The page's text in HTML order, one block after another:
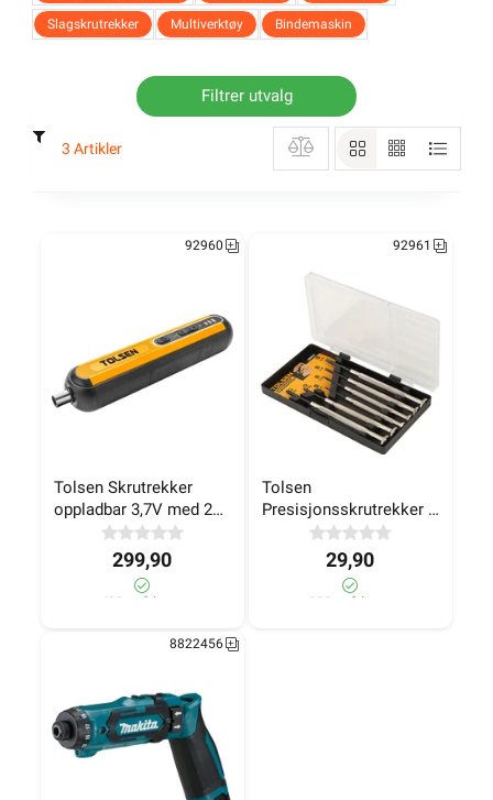
Skrutrekker
Varmluftpistol
Vinkelsliper
Multiverktøy
Filtrer utvalg
Tolsen Skrutrekker
oppladbar 3,7V med
92961
Slagskrutrekker Multiverktøy Bindemaskin
Filtrer utvalg
3 Artikler
Tolsen Skrutrekker
oppladbar 3,7V med 20
bits i veske
92960
299,90
420+ på lager
Tolsen
Presisjonsskrutrekker 6
92961
29,90
300+ på lager
8822456